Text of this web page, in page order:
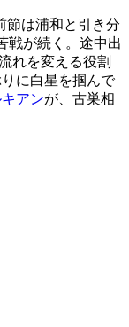
節は浦和と引き分
戦が続く。途中出
れを変える役割
に白星を掴んで
キアンが、古巣相